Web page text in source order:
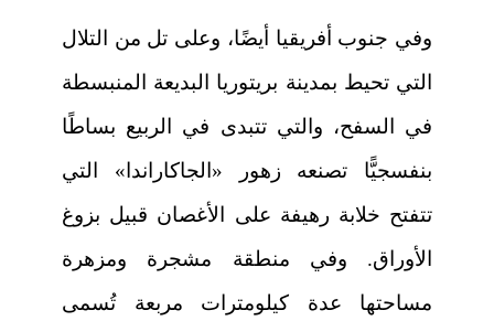
وفي جنوب أفريقيا أيضًا، وعلى تل من التلال
التي تحيط بمدينة بريتوريا البديعة المنبسطة
في السفح، والتي تتبدى في الربيع بساطًا
بنفسجيًّا تصنعه زهور «الجاكاراندا» التي
تتفتح خلابة رهيفة على الأغصان قبيل بزوغ
الأوراق. وفي منطقة مشجرة ومزهرة
مساحتها عدة كيلومترات مربعة تُسمى